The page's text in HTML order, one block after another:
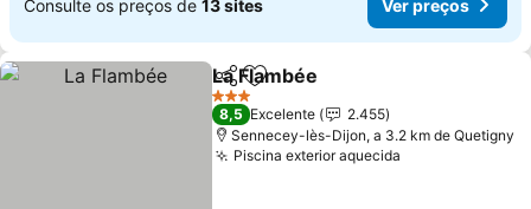
Consulte os preços de 13 sites Ver preços
PartilharAdicionar aos favoritos
La Flambée
3 Estrelas
8,5 Excelente
2.455
Sennecey-lès-Dijon, a 3.2 km de Quetigny
Piscina exterior aquecida